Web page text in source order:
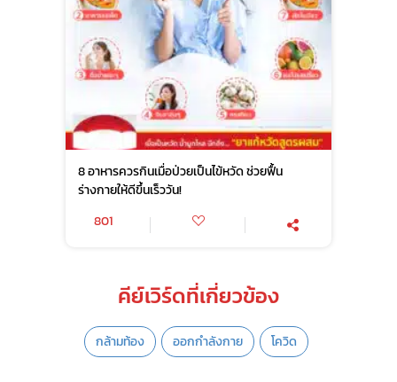
8 อาหารควรกินเมื่อป่วยเป็นไข้หวัด ช่วยฟื้น
ร่างกายให้ดีขึ้นเร็ววัน!
801
คีย์เวิร์ดที่เกี่ยวข้อง
กล้ามท้อง ออกกำลังกาย โควิด